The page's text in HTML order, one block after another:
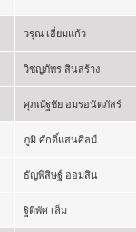
วรุณ เอี่ยมแก้ว
วิชญภัทร สินสร้าง
ศุภณัฐชัย อมรอนัตภัสร์
ภูมิ ศักดิ์แสนศิลป์
ธัญพิสิษฐ์ ออมสิน
ฐิติพัศ เล็ม